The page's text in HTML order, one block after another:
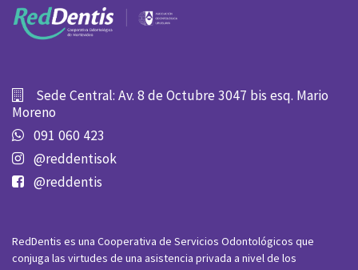
Sede Central: Av. 8 de Octubre 3047 bis esq. Mario
Moreno
091 060 423
@reddentisok
@reddentis
RedDentis es una Cooperativa de Servicios Odontológicos que
conjuga las virtudes de una asistencia privada a nivel de los